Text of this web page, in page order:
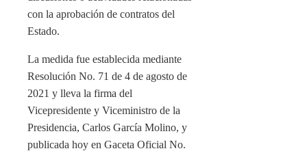
con la aprobación de contratos del
Estado.
La medida fue establecida mediante
Resolución No. 71 de 4 de agosto de
2021 y lleva la firma del
Vicepresidente y Viceministro de la
Presidencia, Carlos García Molino, y
publicada hoy en Gaceta Oficial No.